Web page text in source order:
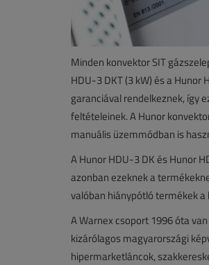
Minden konvektor SIT
HDU-3 DKT (3 kW) és a
garanciával rendelkeznek, így
feltételeinek. A Hunor
manuális üzemmódban is
A Hunor HDU-3 DK és Hunor
azonban ezeknek a
valóban hiánypótló termékek a
A Warnex csoport 1996 óta
kizárólagos magyarországi
hipermarketláncok,